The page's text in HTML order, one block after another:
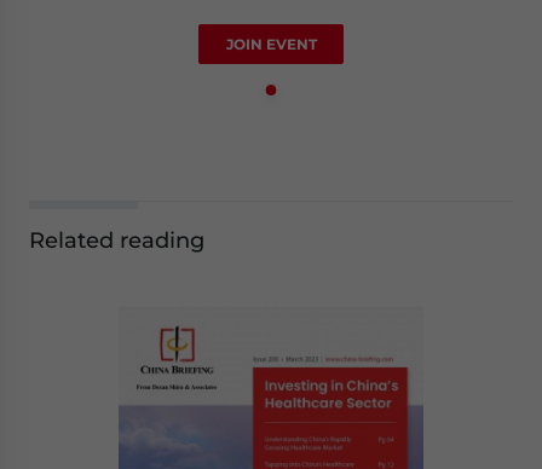
JOIN EVENT
Related reading